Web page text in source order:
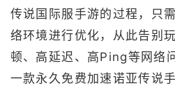
传说国际服手游的过程，只
络环境进行优化，从此告别
顿、高延迟、高Ping等网络
一款永久免费加速诺亚传说